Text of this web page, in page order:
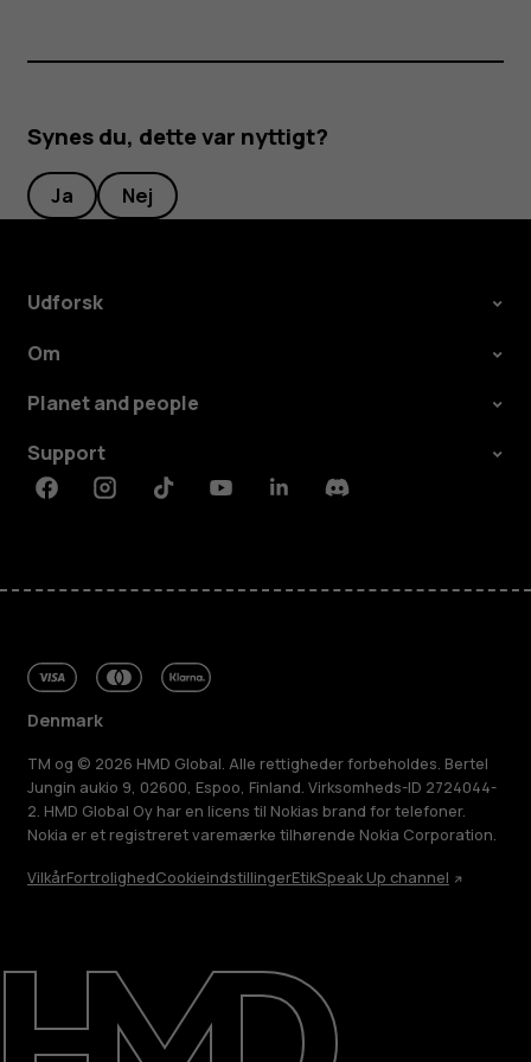
Om
Reparer, genbrug, genanvend
Support
Synes du, dette var nyttigt?
Ja Nej
Udforsk
Om
Planet and people
Support
FacebookInstagramTiktokYoutubeLinkedinDiscord
Denmark
TM og © 2026 HMD Global. Alle rettigheder forbeholdes. Bertel
Jungin aukio 9, 02600, Espoo, Finland. Virksomheds-ID 2724044-
2. HMD Global Oy har en licens til Nokias brand for telefoner.
Nokia er et registreret varemærke tilhørende Nokia Corporation.
VilkårFortrolighedCookieindstillingerEtikSpeak Up channel